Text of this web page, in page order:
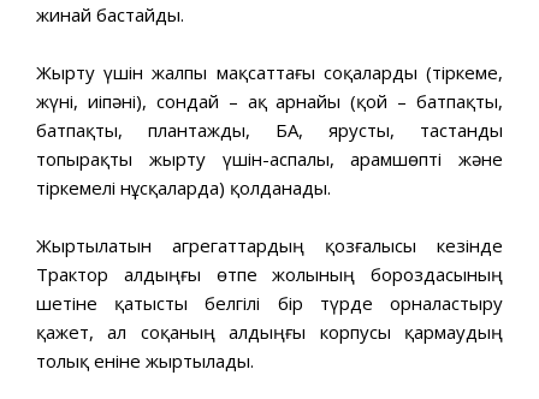
жинай бастайды.
Жырту үшін жалпы мақсаттағы соқаларды (тіркеме,
жүні, иіпәні), сондай – ақ арнайы (қой – батпақты,
батпақты, плантажды, БАҚ, ярусты, тастанды
топырақты жырту үшін-аспалы, арамшөпті және
тіркемелі нұсқаларда) қолданады.
Жыртылатын агрегаттардың қозғалысы кезінде
Трактор алдыңғы өтпе жолының бороздасының
шетіне қатысты белгілі бір түрде орналастыру
қажет, ал соқаның алдыңғы корпусы қармаудың
толық еніне жыртылады.